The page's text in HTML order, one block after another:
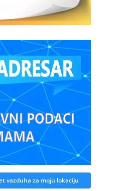
vazduha za moju lokaciju